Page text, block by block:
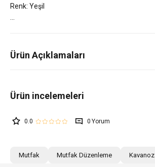
Renk: Yeşil
Ürün Açıklamaları
0.0 0
Mutfak Mutfak Düzenleme Kavanoz